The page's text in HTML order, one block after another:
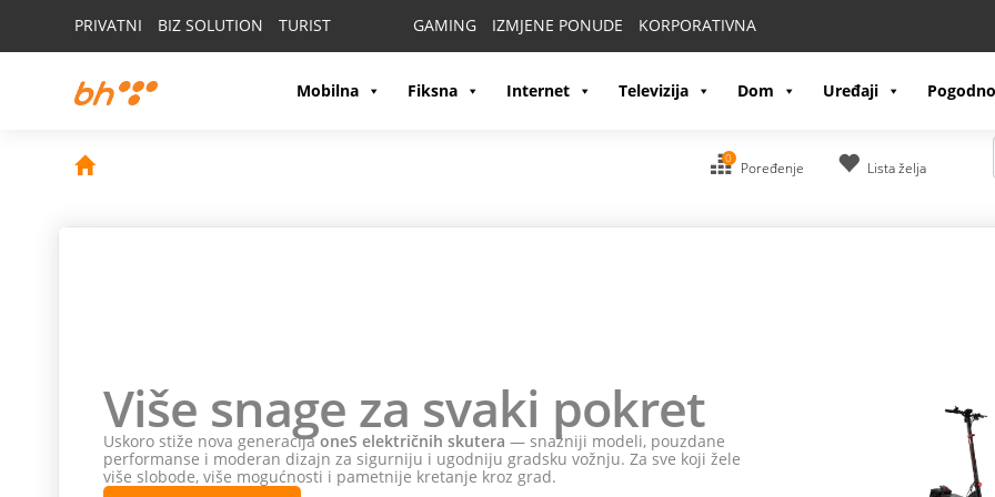
PRIVATNI BIZ SOLUTION TURIST GAMING IZMJENE PONUDE KORPORATIVNA
Mobilna Fiksna Internet Televizija Dom Uređaji
0
Poređenje Lista želja
Više snage za svaki pokret
Uskoro stiže nova generacijaoneS električnih skutera — snažniji modeli, pouzdane
performanse i moderan dizajn za sigurniju i ugodniju gradsku vožnju. Za sve koji žele
više slobode, više mogućnosti i pametnije kretanje kroz grad.